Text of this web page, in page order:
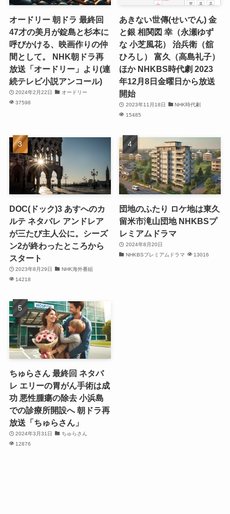
オードリー 朝ドラ 最終回
47才の美月が錠島と杉本に
呼びかける、映画作りの仲
間として。 NHK朝ドラ再
放送「オードリー」より(連
続テレビ小説アンコール)
2024年2月22日
オードリー
37598
あきない世傳(せいでん) 金
と銀 相関図 幸（永瀬ゆず
な 小芝風花） 治兵衛（舘
ひろし） 富久（高島礼子）
ほか NHKBS時代劇 2023
年12月8日金曜日から放送
開始
2023年11月18日
NHK時代劇
15485
DOC(ドック)3 あすへのカ
ルテ ネタバレ アンドレア
が三たび主人公に。シーズ
ン2が終わったところから
スタート
2023年8月29日
NHK海外番組
14218
団地のふたり ロケ地は東久
留米市滝山団地 NHKBSプ
レミアムドラマ
2024年8月20日
NHKBSプレミアムドラマ
13016
ちゅらさん 最終回 ネタバ
レ エリーの胃がん手術は成
功 悪性腫瘍の除去 小浜島
での診療所開設へ 朝ドラ再
放送「ちゅらさん」
2024年3月31日
ちゅらさん
12876